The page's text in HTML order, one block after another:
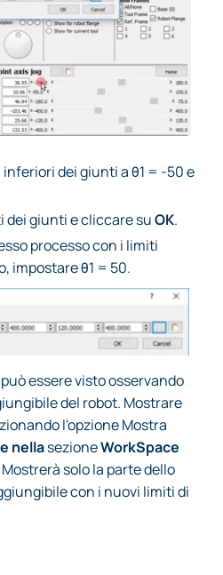
dei giunti a θ1 = -50 e
dei giunti e cliccare suOK.
processo con i limiti
impostare θ1 = 50.
essere visto osservando
del robot. Mostrare
l'opzione Mostra
nellasezioneWorkSpace
solo la parte dello
con i nuovi limiti di